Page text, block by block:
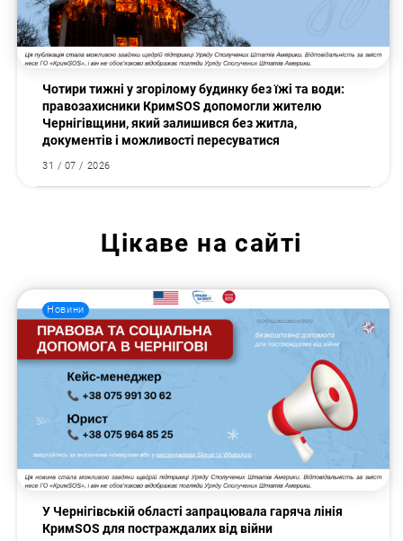
Чотири тижні у згорілому будинку без їжі та води:
правозахисники КримSOS допомогли жителю
Чернігівщини, який залишився без житла,
документів і можливості пересуватися
31 / 07 / 2026
Цікаве на сайті
Новини
У Чернігівській області запрацювала гаряча лінія
КримSOS для постраждалих від війни